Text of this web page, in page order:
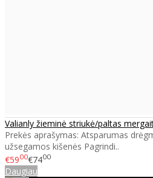
Valianly žieminė striukė/paltas
Prekės aprašymas: Atsparumas
užsegamos kišenės Pagrindi..
€5900€7400
Daugiau